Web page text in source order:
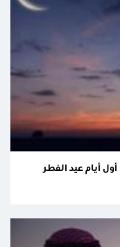
أيام عيد الفطر